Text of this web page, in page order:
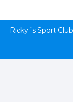
Ricky´s Sport Club